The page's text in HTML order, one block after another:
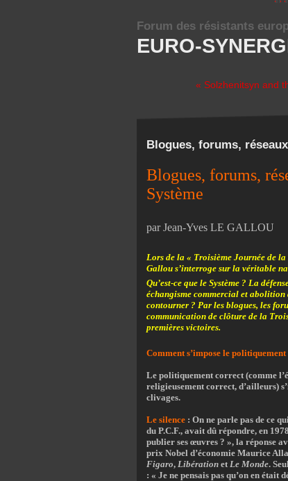
EURO-
Forum des résistants
« Solzhenitsyn and
Blogues, forums,
Blogues, forums,
Système
par Jean-Yves LE GALLOU
Lors de la « Troisième Journée de
Gallou s’interroge sur la véritable
Qu’est-ce que le Système ? La
échangisme commercial et
contourner ? Par les blogues, les
communication de clôture de la
premières victoires.
Comment s’impose le
Le politiquement correct (comme
religieusement correct, d’ailleurs)
clivages.
Le silence : On ne parle pas de ce
du P.C.F., avait dû répondre, en
publier ses œuvres ? », la réponse
prix Nobel d’économie Maurice
Figaro, Libération etLe Monde.
: « Je ne pensais pas qu’on en était